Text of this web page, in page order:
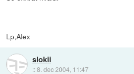
Lp,Alex
slokii
::8. dec 2004, 11:47